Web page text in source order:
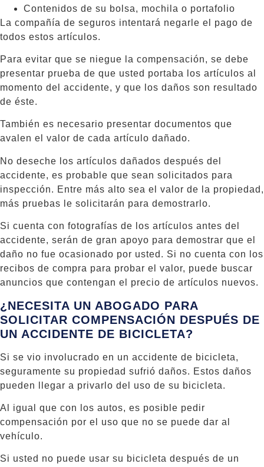
Contenidos de su bolsa, mochila o portafolio
La compañía de seguros intentará negarle el pago de
todos estos artículos.
Para evitar que se niegue la compensación, se debe
presentar prueba de que usted portaba los artículos al
momento del accidente, y que los daños son resultado
de éste.
También es necesario presentar documentos que
avalen el valor de cada artículo dañado.
No deseche los artículos dañados después del
accidente, es probable que sean solicitados para
inspección. Entre más alto sea el valor de la propiedad,
más pruebas le solicitarán para demostrarlo.
Si cuenta con fotografías de los artículos antes del
accidente, serán de gran apoyo para demostrar que el
daño no fue ocasionado por usted. Si no cuenta con los
recibos de compra para probar el valor, puede buscar
anuncios que contengan el precio de artículos nuevos.
¿NECESITA UN ABOGADO PARA
SOLICITAR COMPENSACIÓN DESPUÉS DE
UN ACCIDENTE DE BICICLETA?
Si se vio involucrado en un accidente de bicicleta,
seguramente su propiedad sufrió daños. Estos daños
pueden llegar a privarlo del uso de su bicicleta.
Al igual que con los autos, es posible pedir
compensación por el uso que no se puede dar al
vehículo.
Si usted no puede usar su bicicleta después de un